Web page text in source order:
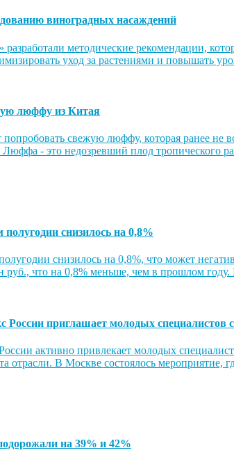
виноградных насаждений
методические рекомендации,
уход за растениями и повышать
люффу из Китая
попробовать свежую люффу, которая ранее
Люффа - это недозревший плод тропического
полугодии снизилось на 0,8%
снизилось на 0,8%, что может
руб., что на 0,8% меньше, чем в прошлом
приглашает молодых специалистов
активно привлекает молодых
отрасли. В Москве состоялось мероприятие,
на 39% и 42%